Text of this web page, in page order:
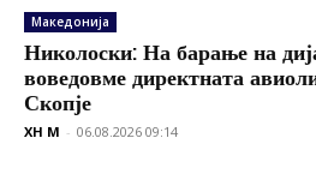
Македонија
Николоски: На барање на
воведовме директната
Скопје
XH M - 06.08.2026 09:14